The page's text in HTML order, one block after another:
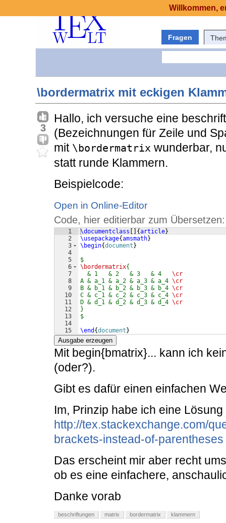
Fragen
\bordermatrix mit eckigen
3
Hallo, ich versuche eine
(Bezeichnungen für Zeile und
mit \bordermatrix wunderbar,
statt runde Klammern.
Beispielcode:
Open in Online-Editor
Code, hier editierbar zum Übersetzen:
1
2
3
4
5
6
7
8
9
10
11
12
13
14
15
\documentclass {article}
\usepackage{amsmath}
\begin{document }
$
\bordermatrix{
  & 1   & 2   & 3   & 4
\cr
A & a_1 & a_2 & a_3 & a_4 \cr
B & b_1 & b_2 & b_3 & b_4 \cr
C & c_1 & c_2 & c_3 & c_4 \cr
D & d_1 & d_2 & d_3 & d_4 \cr
}
$
\end {document }
Ausgabe erzeugen
Mit begin{bmatrix}... kann ich
(oder?).
Gibt es dafür einen einfachen
Im, Prinzip habe ich eine
http://tex.stackexchange.com/
brackets-instead-of-parentheses
Das erscheint mir aber recht
ob es eine einfachere,
Danke vorab
beschriftungen matrix bordermatrix klammern
Willkommen,